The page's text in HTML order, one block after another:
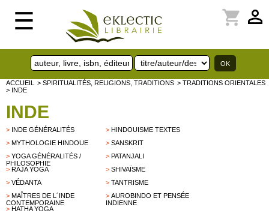
☰ perm_identity
shopping_cart
ACCUEIL > SPIRITUALITÉS, RELIGIONS, TRADITIONS > TRADITIONS ORIENTALES
> INDE
INDE
> INDE GÉNÉRALITÉS >HINDOUISME TEXTES
> MYTHOLOGIE HINDOUE >SANSKRIT
> YOGA GÉNÉRALITÉS /
PHILOSOPHIE
>PATANJALI
> RAJA YOGA >SHIVAÏSME
> VÉDANTA >TANTRISME
> MAÎTRES DE L´INDE
CONTEMPORAINE
>AUROBINDO ET PENSÉE
INDIENNE
> HATHA YOGA